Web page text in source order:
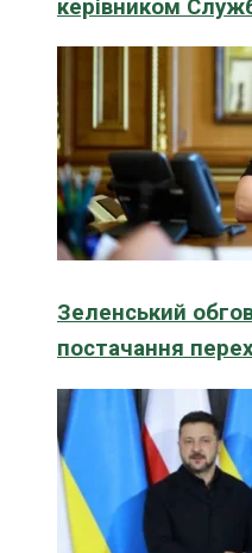
керівником
Зеленський
постачання